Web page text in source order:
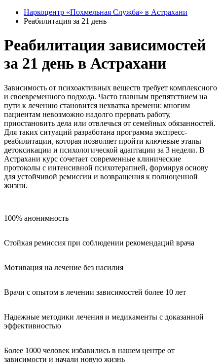
Наркоцентр «Похмельная Служба» в Астрахани
Реабилитация за 21 день
Реабилитация зависимостей
за 21 день в Астрахани
Зависимость от психоактивных веществ требует комплексного
и своевременного подхода. Часто главным препятствием на
пути к лечению становится нехватка времени: многим
пациентам невозможно надолго прервать работу,
приостановить дела или отвлечься от семейных обязанностей.
Для таких ситуаций разработана программа экспресс-
реабилитации, которая позволяет пройти ключевые этапы
детоксикации и психологической адаптации за 3 недели. В
Астрахани курс сочетает современные клинические
протоколы с интенсивной психотерапией, формируя основу
для устойчивой ремиссии и возвращения к полноценной
жизни.
100% анонимность
Стойкая ремиссия при соблюдении рекомендаций врача
Мотивация на лечение без насилия
Врачи с опытом в лечении зависимостей более 10 лет
Надежные методики лечения и медикаменты с доказанной
эффективностью
Более 1000 человек избавились в нашем центре от
зависимости и начали новую жизнь